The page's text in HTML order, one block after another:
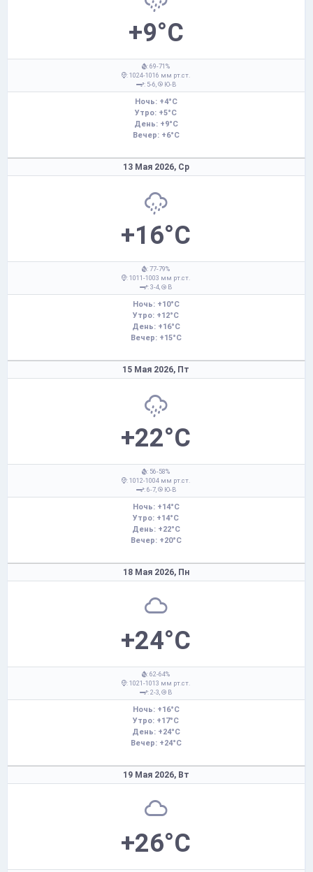
+9°C
: 69-71%
: 1024-1016 мм рт.ст.
: 5-6,
Ю-В
Ночь: +4°C
Утро: +5°C
День: +9°C
Вечер: +6°C
13 Мая 2026, Ср
+16°C
: 77-79%
: 1011-1003 мм рт.ст.
: 3-4,
В
Ночь: +10°C
Утро: +12°C
День: +16°C
Вечер: +15°C
15 Мая 2026, Пт
+22°C
: 56-58%
: 1012-1004 мм рт.ст.
: 6-7,
Ю-В
Ночь: +14°C
Утро: +14°C
День: +22°C
Вечер: +20°C
18 Мая 2026, Пн
+24°C
: 62-64%
: 1021-1013 мм рт.ст.
: 2-3,
В
Ночь: +16°C
Утро: +17°C
День: +24°C
Вечер: +24°C
19 Мая 2026, Вт
+26°C